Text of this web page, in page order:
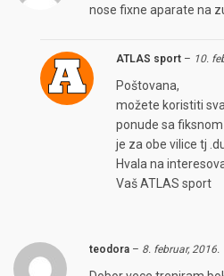
nose fixne aparate na
ATLAS sport – 10.
Poštovana,
možete koristiti
ponude sa
je za obe vilice tj
Hvala na
Vaš ATLAS sport
teodora – 8. februar, 2016.